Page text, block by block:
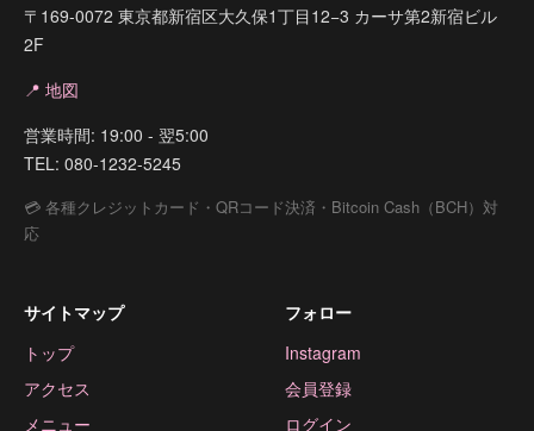
〒169-0072 東京都新宿区大久保1丁目12−3 カーサ第2新宿ビル
2F
📍 地図
営業時間: 19:00 - 翌5:00
TEL: 080-1232-5245
💳 各種クレジットカード・QRコード決済・Bitcoin Cash（BCH）対
応
サイトマップ
トップ
アクセス
メニュー
フォロー
Instagram
会員登録
ログイン